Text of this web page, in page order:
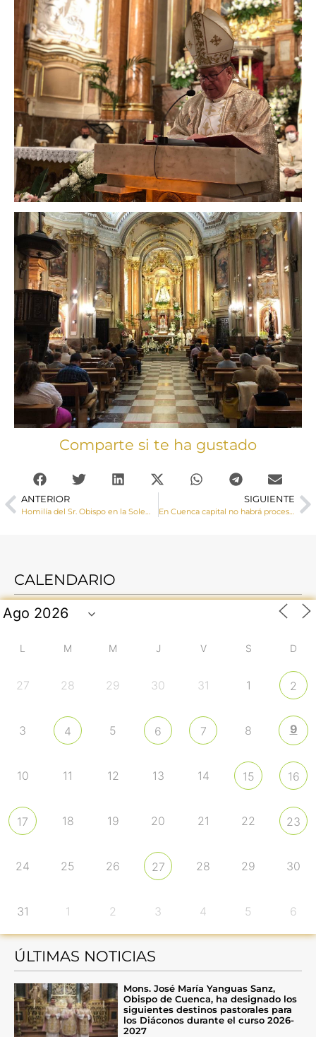
Comparte si te ha gustado
ANTERIOR SIGUIENTE
En Cuenca capital no habrá procesión del Corpus este año
CALENDARIO
L M M J V S D
27 28 29 30 31 1 2
3 4 5 6 7 8 9
10 11 12 13 14 15 16
17 18 19 20 21 22 23
24 25 26 27 28 29 30
31 1 2 3 4 5 6
ÚLTIMAS NOTICIAS
Mons. José María Yanguas Sanz,
Obispo de Cuenca, ha designado los
siguientes destinos pastorales para
los Diáconos durante el curso 2026-
2027